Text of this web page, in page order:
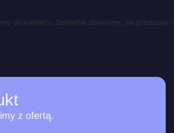
do kontaktu. Dokładnie objaśnimy, jak
z ofertą.